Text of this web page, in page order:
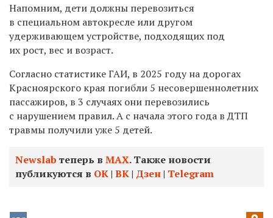
Напомним, дети должны перевозиться
в специальном автокресле или другом
удерживающем устройстве, подходящих под
их рост, вес и возраст.
Согласно статистике ГАИ, в 2025 году на дорогах
Красноярского края погибли 5 несовершеннолетних
пассажиров, в 3 случаях они перевозились
с нарушением правил. А с начала этого года в ДТП
травмы получили уже 5 детей.
Newslab теперь в МАХ. Также новости
публикуются в ОК| ВК| Дзен| Telegram